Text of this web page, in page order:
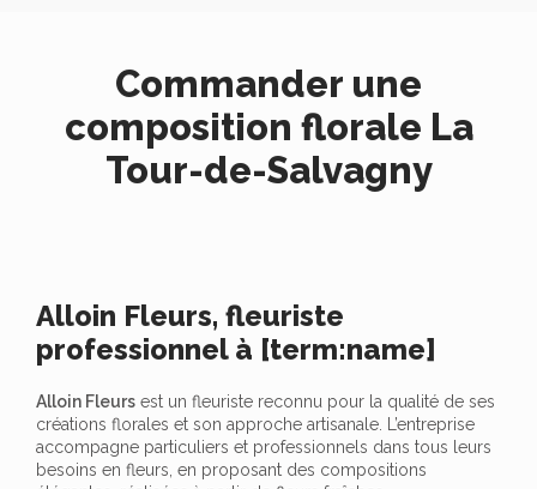
Commander une
composition florale La
Tour-de-Salvagny
Alloin Fleurs, fleuriste
professionnel à [term:name]
Alloin Fleurs est un fleuriste reconnu pour la qualité de ses
créations florales et son approche artisanale. L’entreprise
accompagne particuliers et professionnels dans tous leurs
besoins en fleurs, en proposant des compositions